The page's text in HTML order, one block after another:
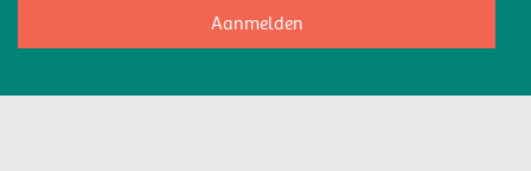
Aanmelden